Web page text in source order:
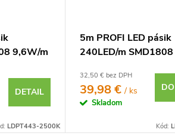
9,6W/m
DETAIL
LDPT443-2500K
5m PROFI LED pásik
240LED/m
24V
32,50 € bez DPH
39,98 €/ ks
Skladom
Kód: